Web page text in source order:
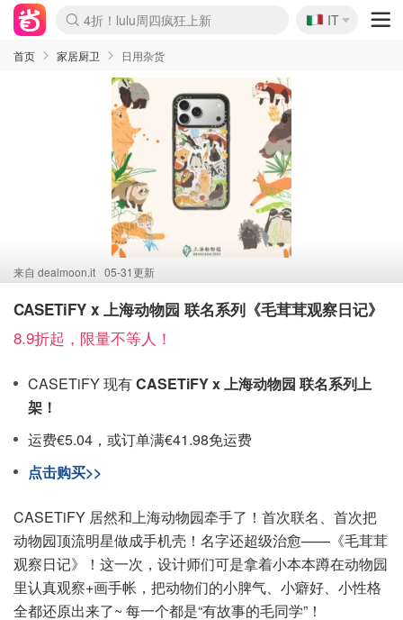
Boticinal 夏促开抢！
4折！lulu周四疯狂上新
速领！Stanley独家85折
Zalando 奥莱闪促！每日更新
🇮🇹
IT
首页 家居厨卫 日用杂货
来自 dealmoon.it 05-31更新
CASETiFY x 上海动物园 联名系列《毛茸茸观察日记》
8.9折起，限量不等人！
CASETiFY 现有CASETiFY x 上海动物园 联名系列上
架！
运费€5.04，或订单满€41.98免运费
点击购买>>
CASETiFY 居然和上海动物园牵手了！首次联名、首次把
动物园顶流明星做成手机壳！名字还超级治愈——《毛茸茸
观察日记》！这一次，设计师们可是拿着小本本蹲在动物园
里认真观察+画手帐，把动物们的小脾气、小癖好、小性格
全都还原出来了~ 每一个都是“有故事的毛同学”！